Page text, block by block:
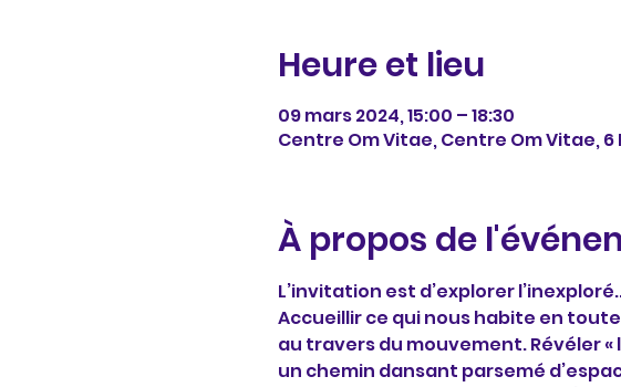
Heure et lieu
09 mars 2024, 15:00 – 18:30
Centre Om Vitae, Centre Om Vitae,
À propos de
L’invitation est d’explorer
Accueillir ce qui nous habite en
au travers du mouvement. Révéler
un chemin dansant parsemé